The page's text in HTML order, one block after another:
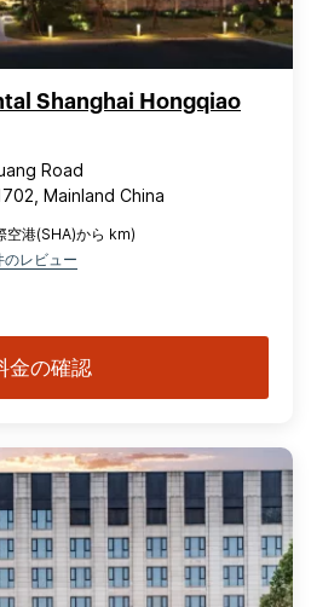
Shanghai Hongqiao
Road
Mainland China
港(SHA)から km)
レビュー
金の確認